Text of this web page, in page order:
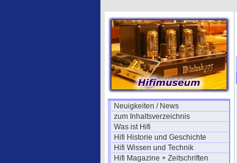
Neuigkeiten / News
zum Inhaltsverzeichnis
Was ist Hifi
Hifi Historie und Geschichte
Hifi Wissen und Technik
Hifi Magazine + Zeitschriften